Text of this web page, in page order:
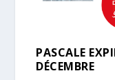
PASCALE
DÉCEMBRE